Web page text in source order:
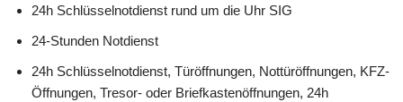
24h Schlüsselnotdienst rund um die Uhr SIG
24-Stunden Notdienst
24h Schlüsselnotdienst, Türöffnungen, Nottüröffnungen, KFZ-
Öffnungen, Tresor- oder Briefkastenöffnungen, 24h